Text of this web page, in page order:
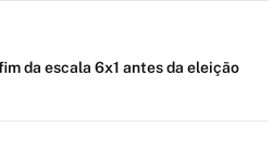
da escala 6x1 antes da eleição